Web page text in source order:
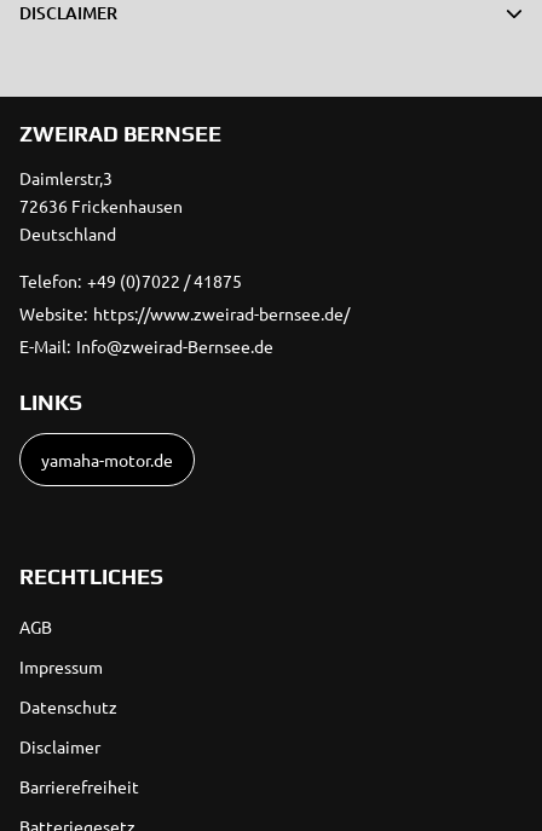
DISCLAIMER
ZWEIRAD BERNSEE
Daimlerstr,3
72636 Frickenhausen
Deutschland
Telefon: +49 (0)7022 / 41875
Website: https://www.zweirad-bernsee.de/
E-Mail: Info@zweirad-Bernsee.de
LINKS
yamaha-motor.de
RECHTLICHES
AGB
Impressum
Datenschutz
Disclaimer
Barrierefreiheit
Batteriegesetz